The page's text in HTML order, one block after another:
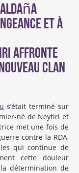
et à
affronte
clan
s’était terminé sur
né de Neytiri et
met une fois de
contre la RDA,
qui continue de
cette douleur
détermination de